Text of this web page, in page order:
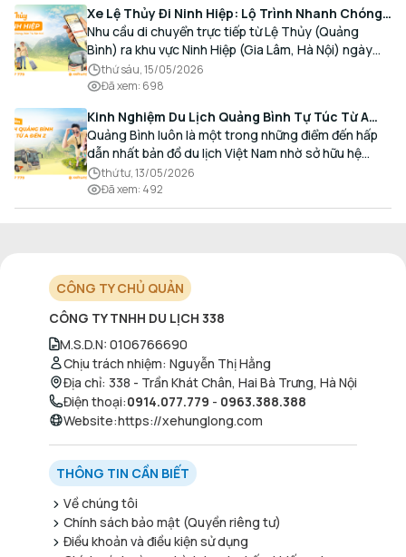
Xe Lệ Thủy Đi Ninh Hiệp: Lộ Trình Nhanh Chóng,
Đón Trả Tận Nơi
Nhu cầu di chuyển trực tiếp từ Lệ Thủy (Quảng
Bình) ra khu vực Ninh Hiệp (Gia Lâm, Hà Nội) ngày
càng gia tăng, đặc biệt đối với các hành khách có
nhu cầu giao thương, kinh doanh và mua sắm.
thứ sáu, 15/05/2026
Đã xem: 698
Kinh Nghiệm Du Lịch Quảng Bình Tự Túc Từ A
Đến Z Chi Tiết Nhất
Quảng Bình luôn là một trong những điểm đến hấp
dẫn nhất bản đồ du lịch Việt Nam nhờ sở hữu hệ
thống hang động kỳ vĩ, những bãi biển hoang sơ và
nét ẩm thực đậm đà bản sắc.
thứ tư, 13/05/2026
Đã xem: 492
CÔNG TY CHỦ QUẢN
CÔNG TY TNHH DU LỊCH 338
M.S.D.N: 0106766690
Chịu trách nhiệm: Nguyễn Thị Hằng
Địa chỉ: 338 - Trần Khát Chân, Hai Bà Trưng, Hà Nội
Điện thoại:0914.077.779 - 0963.388.388
Website:https://xehunglong.com
THÔNG TIN CẦN BIẾT
Về chúng tôi
Chính sách bảo mật (Quyền riêng tư)
Điều khoản và điều kiện sử dụng